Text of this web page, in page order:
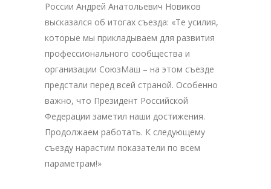
России Андрей Анатольевич Новиков
высказался об итогах съезда: «Те усилия,
которые мы прикладываем для развития
профессионального сообщества и
организации СоюзМаш – на этом съезде
предстали перед всей страной. Особенно
важно, что Президент Российской
Федерации заметил наши достижения.
Продолжаем работать. К следующему
съезду нарастим показатели по всем
параметрам!»